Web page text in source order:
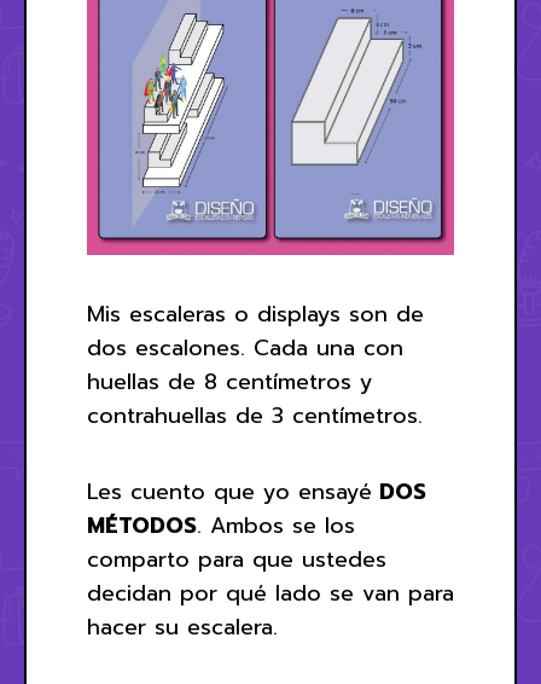
Mis escaleras o displays son de
dos escalones. Cada una con
huellas de 8 centímetros y
contrahuellas de 3 centímetros.
Les cuento que yo ensayé DOS
MÉTODOS. Ambos se los
comparto para que ustedes
decidan por qué lado se van para
hacer su escalera.